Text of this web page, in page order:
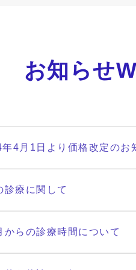
お知らせ
4月1日より価格改定のお
診療に関して
らの診療時間について